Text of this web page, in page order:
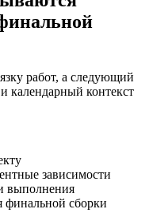
работ, а следующий
календарный контекст
зависимости
выполнения
финальной сборки